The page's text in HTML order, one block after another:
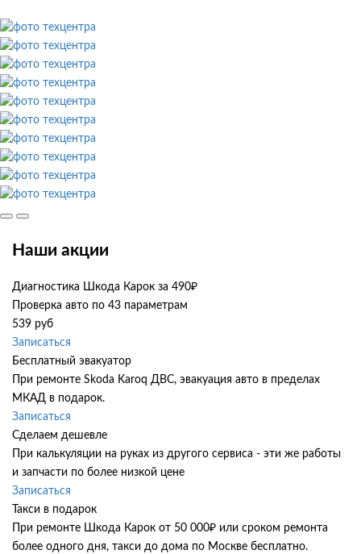
Наши акции
Диагностика Шкода Карок за 490₽
Проверка авто по 43 параметрам
539 руб
Записаться
Бесплатный эвакуатор
При ремонте Skoda Karoq ДВС, эвакуация авто в пределах
МКАД в подарок.
Записаться
Сделаем дешевле
При калькуляции на руках из другого сервиса - эти же работы
и запчасти по более низкой цене
Записаться
Такси в подарок
При ремонте Шкода Карок от 50 000₽ или сроком ремонта
более одного дня, такси до дома по Москве бесплатно.